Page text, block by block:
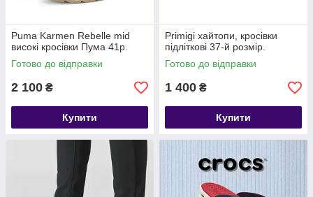
Puma Karmen Rebelle mid
високі кросівки Пума 41р.
Готово до відправки
2 100 ₴
Купити
Primigi хайтопи, кросівки
підліткові 37-й розмір.
Готово до відправки
1 400 ₴
Купити